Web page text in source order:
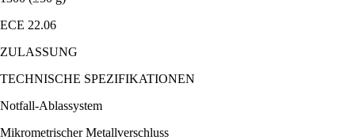
ECE 22.06
ZULASSUNG
TECHNISCHE SPEZIFIKATIONEN
Notfall-Ablassystem
Mikrometrischer Metallverschluss